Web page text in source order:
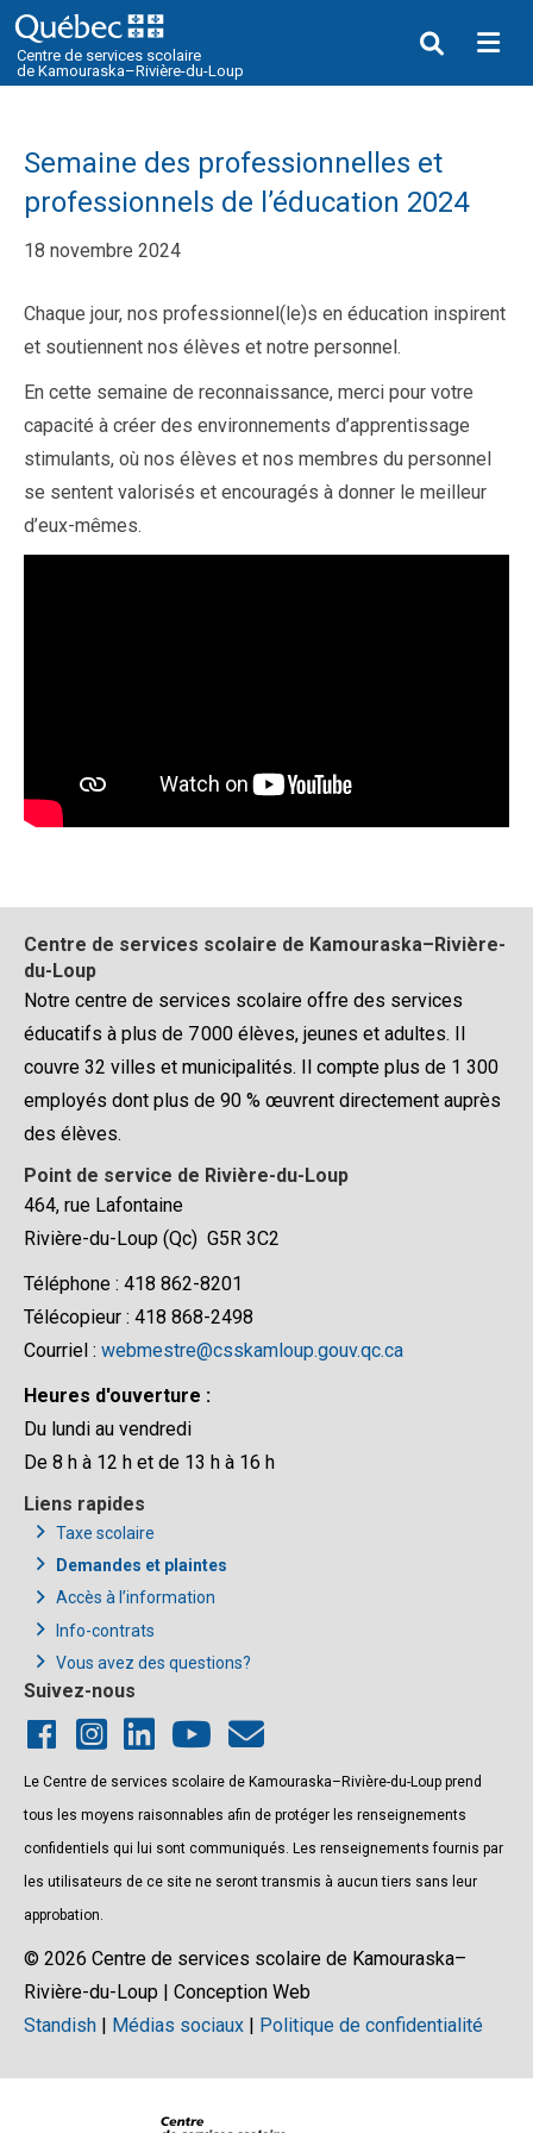
Semaine des professionnelles et
professionnels de l’éducation 2024
18 novembre 2024
Chaque jour, nos professionnel(le)s en éducation inspirent
et soutiennent nos élèves et notre personnel.
En cette semaine de reconnaissance, merci pour votre
capacité à créer des environnements d’apprentissage
stimulants, où nos élèves et nos membres du personnel
se sentent valorisés et encouragés à donner le meilleur
d’eux-mêmes.
Centre de services scolaire de Kamouraska–Rivière-
du-Loup
Notre centre de services scolaire offre des services
éducatifs à plus de 7 000 élèves, jeunes et adultes. Il
couvre 32 villes et municipalités. Il compte plus de 1 300
employés dont plus de 90 % œuvrent directement auprès
des élèves.
Point de service de Rivière-du-Loup
464, rue Lafontaine
Rivière-du-Loup (Qc) G5R 3C2
Téléphone : 418 862-8201
Télécopieur : 418 868-2498
Courriel : webmestre@csskamloup.gouv.qc.ca
Heures d'ouverture :
Du lundi au vendredi
De 8 h à 12 h et de 13 h à 16 h
Liens rapides
Taxe scolaire
Demandes et plaintes
Accès à l’information
Info-contrats
Vous avez des questions?
Suivez-nous
Le Centre de services scolaire de Kamouraska–Rivière-du-Loup prend
tous les moyens raisonnables afin de protéger les renseignements
confidentiels qui lui sont communiqués. Les renseignements fournis par
les utilisateurs de ce site ne seront transmis à aucun tiers sans leur
approbation.
© 2026 Centre de services scolaire de Kamouraska–
Rivière-du-Loup | Conception Web
Standish | Médias sociaux | Politique de confidentialité
Centre de services scolaire
de Kamouraska–Rivière-du-Loup